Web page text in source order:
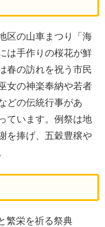
区の山車まつり「海
は手作りの桜花が鮮
春の訪れを祝う市民
女の神楽奉納や若者
どの伝統行事があ
ています。例祭は地
を捧げ、五穀豊穣や
繁栄を祈る祭典